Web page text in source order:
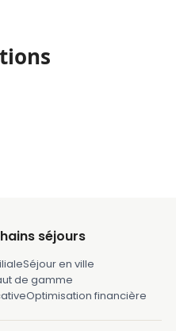
séjours
Séjour en ville
de gamme
Optimisation financière